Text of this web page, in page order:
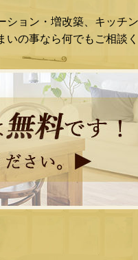
ョン・増改築、キッチ
いの事なら何でもご相談